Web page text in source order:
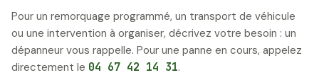
Pour un remorquage programmé, un transport de véhicule
ou une intervention à organiser, décrivez votre besoin : un
dépanneur vous rappelle. Pour une panne en cours, appelez
directement le 04 67 42 14 31.